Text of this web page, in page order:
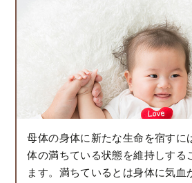
母体の身体に新たな生命を宿すに
体の満ちている状態を維持しする
ます。満ちているとは身体に気血